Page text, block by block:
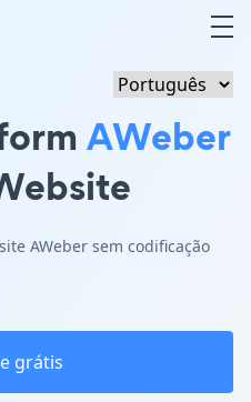
AWeber
AWeber sem codificação
grátis